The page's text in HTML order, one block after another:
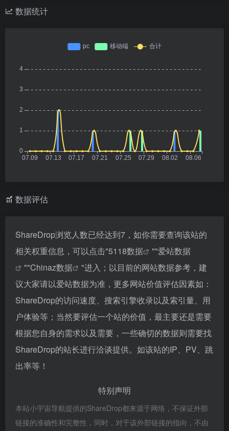
数据统计
数据评估
ShareDrop浏览人数已经达到7，如你需要查询该站的
相关权重信息，可以点击"5118数据 ""爱站数据
""Chinaz数据
"进入；以目前的网站数据参考，建
议大家请以爱站数据为准，更多网站价值评估因素如：
ShareDrop的访问速度、搜索引擎收录以及索引量、用
户体验等；当然要评估一个站的价值，最主要还是需要
根据您自身的需求以及需要，一些确切的数据则需要找
ShareDrop的站长进行洽谈提供。如该站的IP、PV、跳
出率等！
特别声明
本站小宇宙导航提供的ShareDrop都来源于网络，不保证外部
链接的准确性和完整性，同时，对于该外部链接的指向，不由